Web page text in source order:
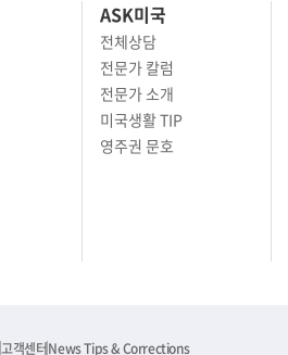
ASK미국
전체상담
전문가 칼럼
전문가 소개
미국생활 TIP
영주권 문호
고객센터News Tips & Corrections